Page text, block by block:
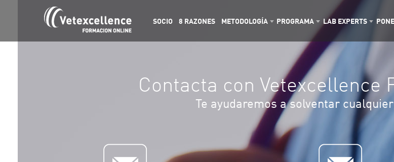
SOCIO 8 RAZONES METODOLOGÍA PROGRAMA LAB EXPERTS
Contacta con Vetexcellence
Te ayudaremos a solventar